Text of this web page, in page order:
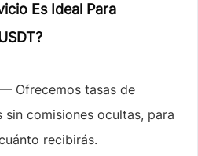
Es Ideal Para
Ofrecemos tasas de
comisiones ocultas, para
recibirás.